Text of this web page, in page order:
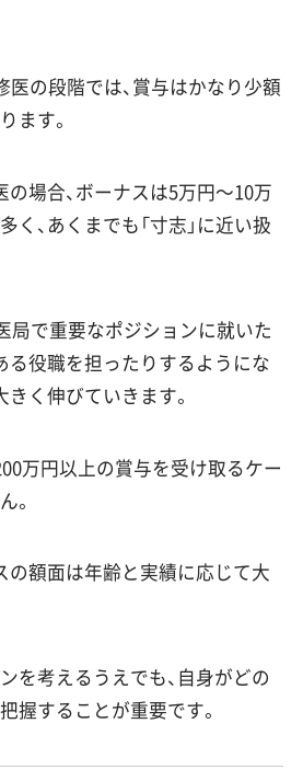
医の段階では、賞与はかなり少額
ます。
の場合、ボーナスは5万円〜10万
、あくまでも「寸志」に近い扱
局で重要なポジションに就いた
る役職を担ったりするようにな
きく伸びていきます。
万円以上の賞与を受け取るケー
。
の額面は年齢と実績に応じて大
を考えるうえでも、自身がどの
握することが重要です。